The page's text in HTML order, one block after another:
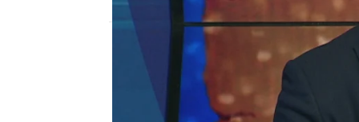
Publicado: 05 de enero de 2018, 02:43